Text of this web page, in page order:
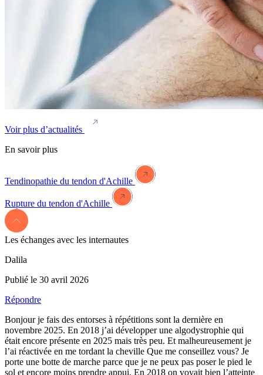
Voir plus d’actualités
En savoir plus
Tendinopathie du tendon d'Achille
Rupture du tendon d'Achille
Les échanges avec les internautes
Dalila
Publié le 30 avril 2026
Répondre
Bonjour je fais des entorses à répétitions sont la dernière en
novembre 2025. En 2018 j’ai développer une algodystrophie qui
était encore présente en 2025 mais très peu. Et malheureusement je
l’ai réactivée en me tordant la cheville Que me conseillez vous? Je
porte une botte de marche parce que je ne peux pas poser le pied le
sol et encore moins prendre appui. En 2018 on voyait bien l’atteinte